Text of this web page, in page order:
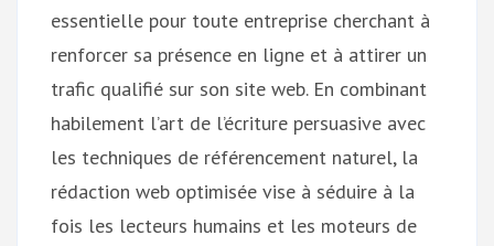
essentielle pour toute entreprise cherchant à
renforcer sa présence en ligne et à attirer un
trafic qualifié sur son site web. En combinant
habilement l’art de l’écriture persuasive avec
les techniques de référencement naturel, la
rédaction web optimisée vise à séduire à la
fois les lecteurs humains et les moteurs de